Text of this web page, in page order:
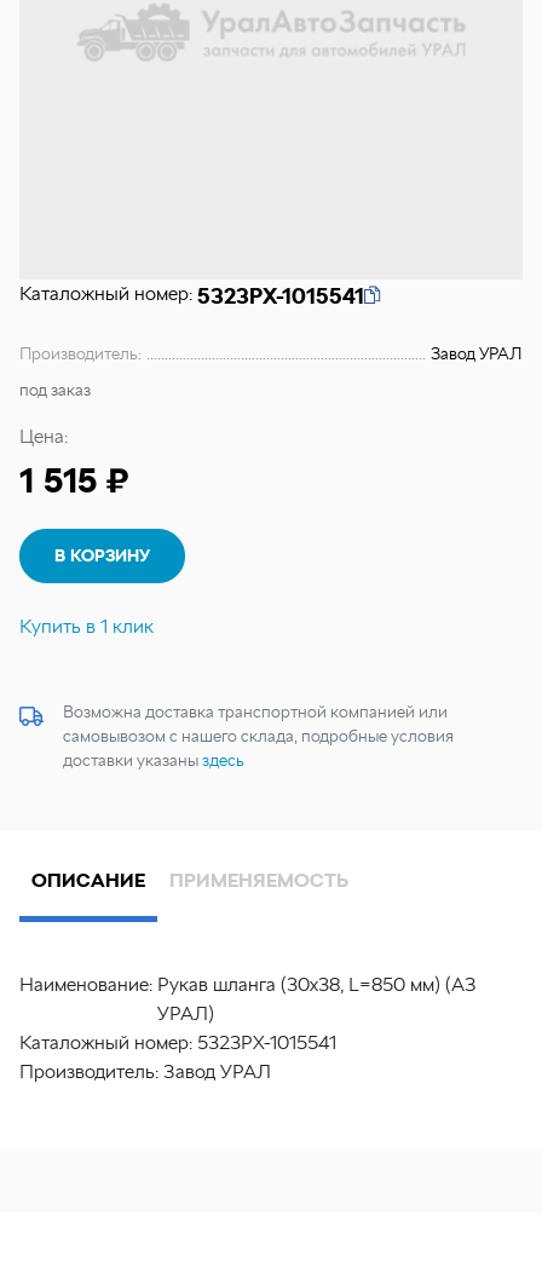
Каталожный номер: 5323РХ-1015541
Производитель:
Завод УРАЛ
под заказ
Цена:
1 515 ₽
В КОРЗИНУ
Купить в 1 клик
Возможна доставка транспортной компанией или
самовывозом с нашего склада, подробные условия
доставки указаныздесь
ОПИСАНИЕ ПРИМЕНЯЕМОСТЬ
Наименование: Рукав шланга (30х38, L=850 мм) (АЗ
УРАЛ)
Каталожный номер: 5323РХ-1015541
Производитель: Завод УРАЛ